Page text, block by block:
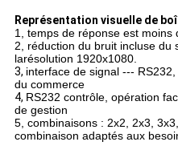
Représentation visuelle de
1, temps de réponse est moins
2, réduction du bruit incluse du
larésolution 1920x1080.
3, interface de signal ---
du commerce
4, RS232 contrôle, opération
de gestion
5, combinaisons : 2x2, 2x3,
combinaison adaptés aux